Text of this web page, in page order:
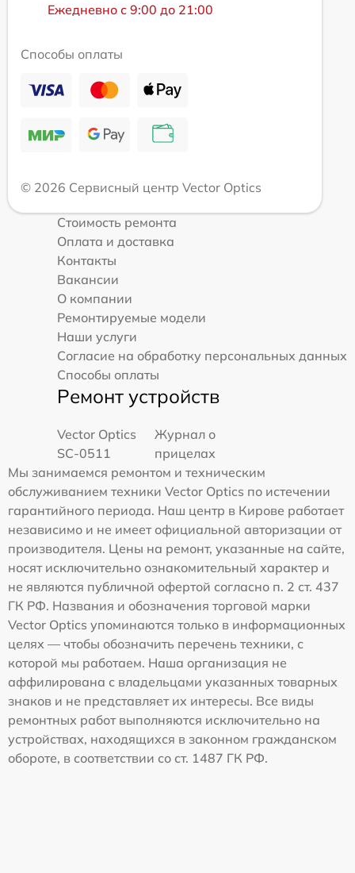
Ежедневно с 9:00 до 21:00
Способы оплаты
© 2026 Сервисный центр Vector Optics
Стоимость ремонта
Оплата и доставка
Контакты
Вакансии
О компании
Ремонтируемые модели
Наши услуги
Согласие на обработку персональных данных
Способы оплаты
Ремонт устройств
Vector Optics
SC-0511
Журнал о
прицелах
Мы занимаемся ремонтом и техническим
обслуживанием техники Vector Optics по истечении
гарантийного периода. Наш центр в Кирове работает
независимо и не имеет официальной авторизации от
производителя. Цены на ремонт, указанные на сайте,
носят исключительно ознакомительный характер и
не являются публичной офертой согласно п. 2 ст. 437
ГК РФ. Названия и обозначения торговой марки
Vector Optics упоминаются только в информационных
целях — чтобы обозначить перечень техники, с
которой мы работаем. Наша организация не
аффилирована с владельцами указанных товарных
знаков и не представляет их интересы. Все виды
ремонтных работ выполняются исключительно на
устройствах, находящихся в законном гражданском
обороте, в соответствии со ст. 1487 ГК РФ.